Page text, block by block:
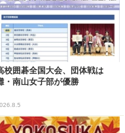
校囲碁全国大会、団体戦は
・南山女子部が優勝